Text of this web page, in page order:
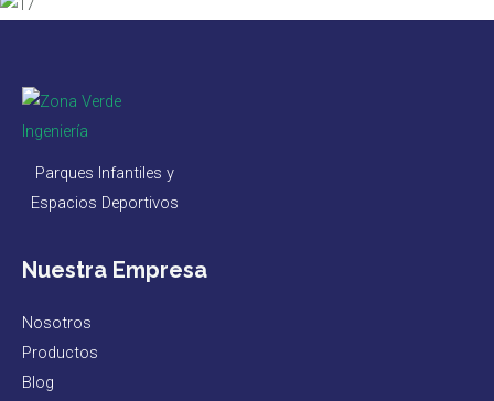
Parques Infantiles y
Espacios Deportivos
Nuestra Empresa
Nosotros
Productos
Blog